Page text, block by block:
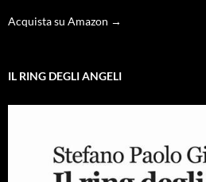
Acquista su Amazon →
IL RING DEGLI ANGELI